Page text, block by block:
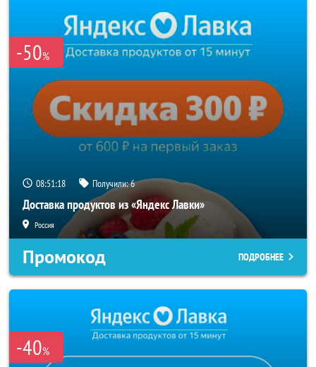
-50%
08:51:18 Получили:6
Доставка продуктов из «Яндекс Лавки»
Россия
Промокод ПОДРОБНЕЕ
-40%